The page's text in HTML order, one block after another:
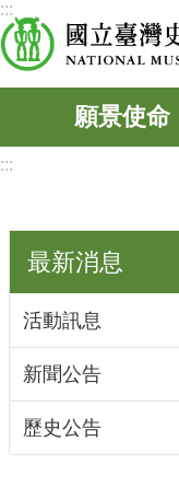
跳到主要內容區塊
:::
願景使命
:::
最新消息
活動訊息
新聞公告
歷史公告